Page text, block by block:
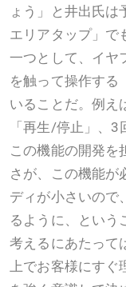
ょう」と井出氏は
エリアタップ」で
一つとして、イヤ
を触って操作する
いることだ。例え
「再生/停止」、3
この機能の開発を
さが、この機能が
ディが小さいので
るように、という
考えるにあたって
上でお客様にす